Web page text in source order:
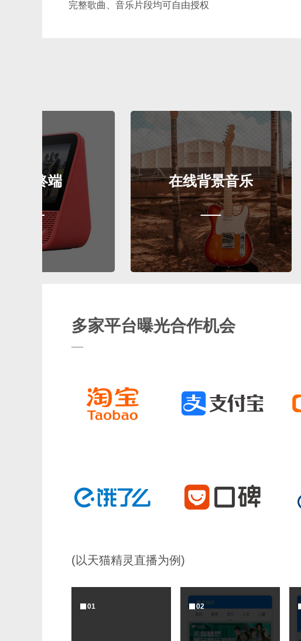
完整歌曲、音乐片段均可自由授权
在线背景音乐
多家平台曝光合作机会
(以天猫精灵直播为例)
01 02